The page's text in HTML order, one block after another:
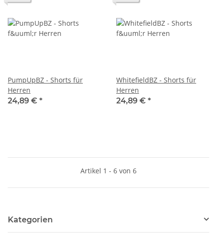
PumpUpBZ - Shorts für
Herren
24,89 € *
WhitefieldBZ - Shorts für
Herren
24,89 € *
Artikel 1 - 6 von 6
Kategorien